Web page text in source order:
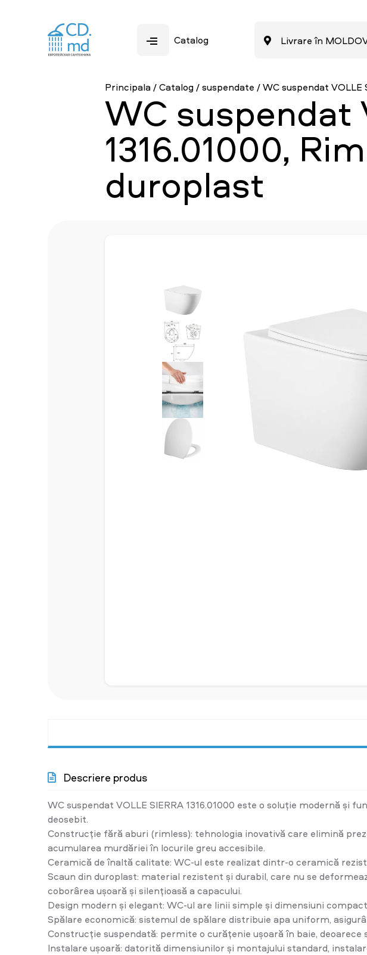
Catalog Livrare în
Principala/Catalog/suspendate /WC suspendat VOLLE
WC suspendat
1316.01000,
duroplast
Descriere produs
WC suspendat VOLLE SIERRA 1316.01000 este o soluție modernă
deosebit.
Construcție fără aburi (rimless): tehnologia inovativă care elimină
acumularea murdăriei în locurile greu accesibile.
Ceramică de înaltă calitate: WC-ul este realizat dintr-o ceramică
Scaun din duroplast: material rezistent și durabil, care nu se
coborârea ușoară și silențioasă a capacului.
Design modern și elegant: WC-ul are linii simple și dimensiuni
Spălare economică: sistemul de spălare distribuie apa uniform,
Construcție suspendată: permite o curățenie ușoară în baie,
Instalare ușoară: datorită dimensiunilor și montajului standard,